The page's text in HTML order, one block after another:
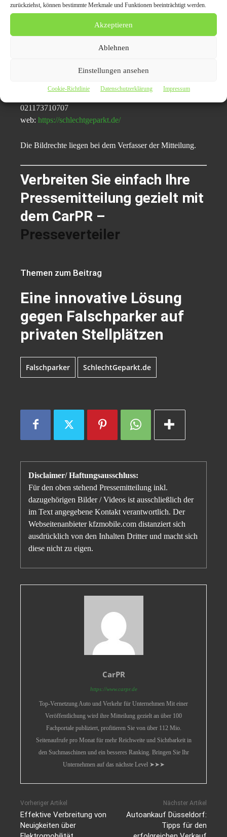
zurückziehst, können bestimmte Merkmale und Funktionen beeinträchtigt werden.
Akzeptieren
Ablehnen
Einstellungen ansehen
Cookie-Richtlinie Datenschutzerklärung Impressum
Privatgrundstücken. Effizienter Schutz vor
unberechtigtem Parken. Sicher, schnell und zuverlässig.
021173710707
web: https://schlechtgeparkt.de/
Die Bildrechte liegen bei dem Verfasser der Mitteilung.
Verbreiten Sie einfach Ihre
Pressemitteilung gezielt mit
dem CarPR –
Presseverteiler
Themen zum Beitrag
Eine innovative Lösung
gegen Falschparker auf
privaten Stellplätzen
Falschparker SchlechtGeparkt.de
Disclaimer/ Haftungsausschluss:
Für den oben stehend Pressemitteilung inkl.
dazugehörigen Bilder / Videos ist ausschließlich der
im Text angegebene Kontakt verantwortlich. Der
Webseitenanbieter kfzmobile.com distanziert sich
ausdrücklich von den Inhalten Dritter und macht sich
diese nicht zu eigen.
CarPR
https://www.carpr.de
Top-Vernetzung Auto und Verkehr für Unternehmen Mit einer
Veröffentlichung wird ihre Mitteilung gezielt an über 100
Fachportale publiziert, profitieren Sie von über 112 Mio.
Seitenaufrufe pro Monat für mehr Reichweite und Sichtbarkeit in
den Suchmaschinen und ein besseres Ranking. Bringen Sie Ihr
Unternehmen auf das nächste Level ➤➤➤
Vorheriger Artikel
Effektive Verbreitung von
Neuigkeiten über
Nächster Artikel
Autoankauf Düsseldorf:
Tipps für den